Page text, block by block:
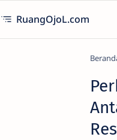
RuangOjoL.com